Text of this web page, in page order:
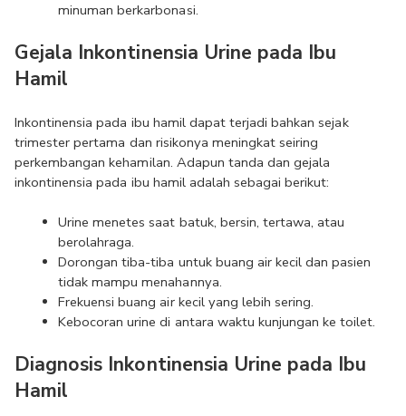
minuman berkarbonasi.
Gejala Inkontinensia Urine pada Ibu
Hamil
Inkontinensia pada ibu hamil dapat terjadi bahkan sejak
trimester pertama dan risikonya meningkat seiring
perkembangan kehamilan. Adapun tanda dan gejala
inkontinensia pada ibu hamil adalah sebagai berikut:
Urine menetes saat batuk, bersin, tertawa, atau
berolahraga.
Dorongan tiba-tiba untuk buang air kecil dan pasien
tidak mampu menahannya.
Frekuensi buang air kecil yang lebih sering.
Kebocoran urine di antara waktu kunjungan ke toilet.
Diagnosis Inkontinensia Urine pada Ibu
Hamil